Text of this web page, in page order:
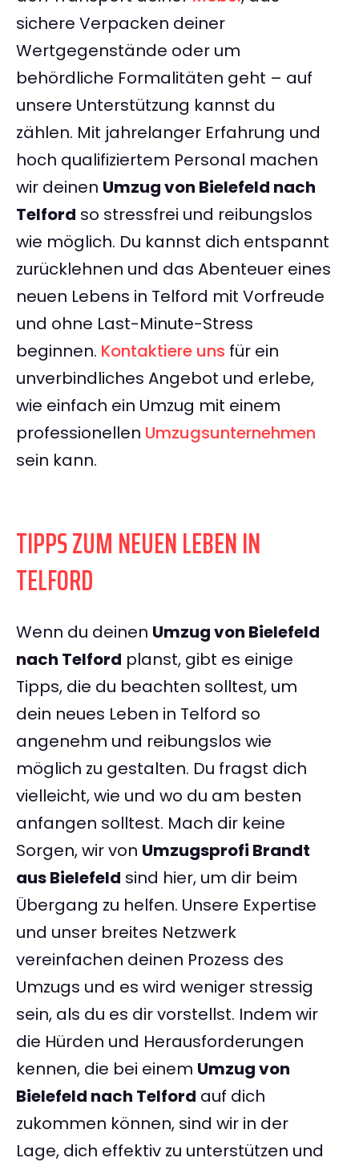
sichere Verpacken deiner
Wertgegenstände oder um
behördliche Formalitäten geht – auf
unsere Unterstützung kannst du
zählen. Mit jahrelanger Erfahrung und
hoch qualifiziertem Personal machen
wir deinen Umzug von Bielefeld nach
Telford so stressfrei und reibungslos
wie möglich. Du kannst dich entspannt
zurücklehnen und das Abenteuer eines
neuen Lebens in Telford mit Vorfreude
und ohne Last-Minute-Stress
beginnen. Kontaktiere uns für ein
unverbindliches Angebot und erlebe,
wie einfach ein Umzug mit einem
professionellen Umzugsunternehmen
sein kann.
TIPPS ZUM NEUEN LEBEN IN
TELFORD
Wenn du deinen Umzug von Bielefeld
nach Telford planst, gibt es einige
Tipps, die du beachten solltest, um
dein neues Leben in Telford so
angenehm und reibungslos wie
möglich zu gestalten. Du fragst dich
vielleicht, wie und wo du am besten
anfangen solltest. Mach dir keine
Sorgen, wir von Umzugsprofi Brandt
aus Bielefeld sind hier, um dir beim
Übergang zu helfen. Unsere Expertise
und unser breites Netzwerk
vereinfachen deinen Prozess des
Umzugs und es wird weniger stressig
sein, als du es dir vorstellst. Indem wir
die Hürden und Herausforderungen
kennen, die bei einem Umzug von
Bielefeld nach Telford auf dich
zukommen können, sind wir in der
Lage, dich effektiv zu unterstützen und